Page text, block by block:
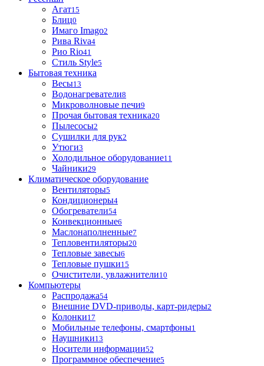
Агат15
Блиц0
Имаго Imago2
Рива Riva4
Рио Rio41
Стиль Style5
Бытовая техника
Весы13
Водонагреватели8
Микроволновые печи9
Прочая бытовая техника20
Пылесосы2
Сушилки для рук2
Утюги3
Холодильное оборудование11
Чайники29
Климатическое оборудование
Вентиляторы5
Кондиционеры4
Обогреватели54
Конвекционные6
Маслонаполненные7
Тепловентиляторы20
Тепловые завесы6
Тепловые пушки15
Очистители, увлажнители10
Компьютеры
Распродажа54
Внешние DVD-приводы, карт-ридеры2
Колонки17
Мобильные телефоны, смартфоны1
Наушники13
Носители информации52
Программное обеспечение5